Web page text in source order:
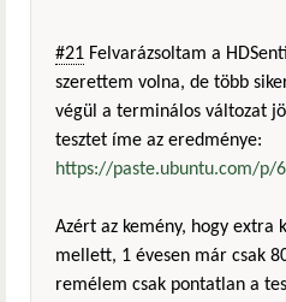
#21 Felvarázsoltam a
szerettem volna, de több
végül a terminálos változat
tesztet íme az eredménye:
https://paste.ubuntu.com/p/
Azért az kemény, hogy extra
mellett, 1 évesen már csak
remélem csak pontatlan a